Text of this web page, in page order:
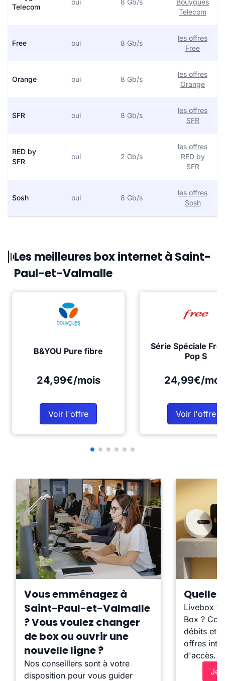
Telecom
oui 8 Gb/s
Bouygues
Telecom
Free oui 8 Gb/s
les offres
Free
Orange oui 8 Gb/s
les offres
Orange
SFR oui 8 Gb/s
les offres
SFR
RED by
SFR
oui 2 Gb/s
les offres
RED by
SFR
Sosh oui 8 Gb/s
les offres
Sosh
Les meilleures box internet à Saint-
Paul-et-Valmalle
B&YOU Pure fibre
24,99€/mois
Voir l'offre
Série Spéciale
Pop S
24,99€/
Voir l'offre
Vous emménagez à
Saint-Paul-et-Valmalle
? Vous voulez changer
de box ou ouvrir une
nouvelle ligne ?
Nos conseillers sont à votre
disposition pour vous guider
Quelle
Livebox ?
Box ?
débits et
offres
d'accès.
Je